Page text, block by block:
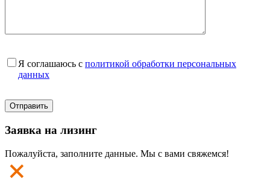
Я соглашаюсь с политикой обработки персональных
данных
Заявка на лизинг
Пожалуйста, заполните данные. Мы с вами свяжемся!